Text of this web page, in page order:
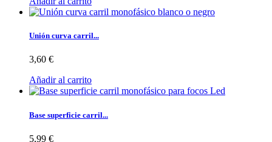
Unión curva carril...
3,60 €
Añadir al carrito
Base superficie carril...
5,99 €